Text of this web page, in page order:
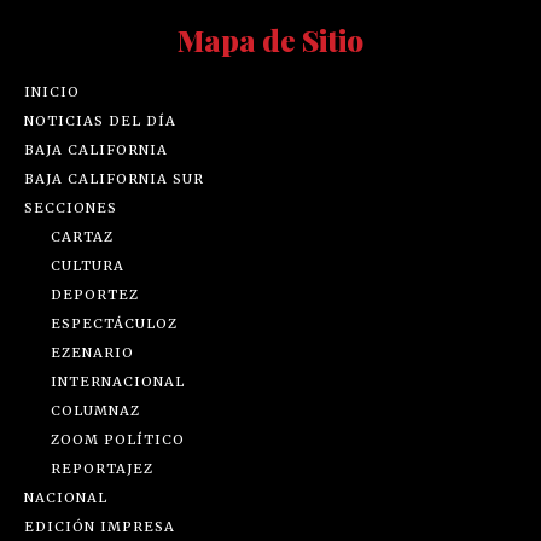
Mapa de Sitio
INICIO
NOTICIAS DEL DÍA
BAJA CALIFORNIA
BAJA CALIFORNIA SUR
SECCIONES
CARTAZ
CULTURA
DEPORTEZ
ESPECTÁCULOZ
EZENARIO
INTERNACIONAL
COLUMNAZ
ZOOM POLÍTICO
REPORTAJEZ
NACIONAL
EDICIÓN IMPRESA